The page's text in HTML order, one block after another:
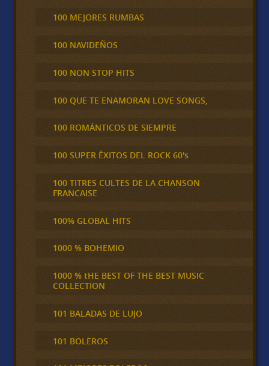
100 MEJORES RUMBAS
100 NAVIDEÑOS
100 NON STOP HITS
100 QUE TE ENAMORAN LOVE SONGS,
100 ROMÁNTICOS DE SIEMPRE
100 SUPER ÉXITOS DEL ROCK 60's
100 TITRES CULTES DE LA CHANSON
FRANCAISE
100% GLOBAL HITS
1000 % BOHEMIO
1000 % tHE BEST OF THE BEST MUSIC
COLLECTION
101 BALADAS DE LUJO
101 BOLEROS